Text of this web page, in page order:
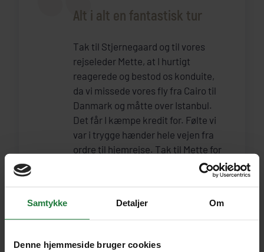
Samtykke Detaljer Om
Denne hjemmeside bruger cookies
Alt i alt en fantastisk tur
Tak til Stjernegaard og til vores
rejseleder Mette, at I hurtigt
reagerede og bestod os konduite,
da vi missede vores fly fra Cairo til
Danmark og måtte over Istanbul.
Det får I kæmpe kredit for. Følte vi
var i trygge hænder hele vejen fra
ordre til hjemrejse. Tak til Mette for
hendes klare kommunikation og
videregivelse af sin store viden om
en fantastisk tur.
4.7(287 ANMELDELSER)